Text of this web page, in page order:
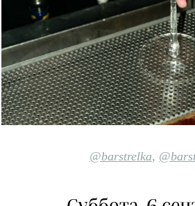
@barstrelka,